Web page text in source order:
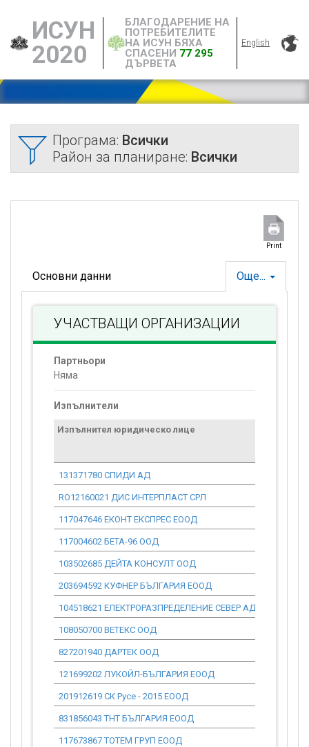
ИСУН
2020
БЛАГОДАРЕНИЕ НА
ПОТРЕБИТЕЛИТЕ
НА ИСУН БЯХА
СПАСЕНИ 77 295
ДЪРВЕТА
English
Програма: Всички
Район за планиране: Всички
Print
Още...
Основни данни
УЧАСТВАЩИ ОРГАНИЗАЦИИ
Партньори
Няма
Изпълнители
Изпълнител юридическо лице
131371780 СПИДИ АД
RO12160021 ДИС ИНТЕРПЛАСТ СРЛ
117047646 ЕКОНТ ЕКСПРЕС ЕООД
117004602 БЕТА-96 ООД
103502685 ДЕЙТА КОНСУЛТ ООД
203694592 КУФНЕР БЪЛГАРИЯ ЕООД
104518621 ЕЛЕКТРОРАЗПРЕДЕЛЕНИЕ СЕВЕР АД
108050700 ВЕТЕКС ООД
827201940 ДАРТЕК ООД
121699202 ЛУКОЙЛ-БЪЛГАРИЯ ЕООД
201912619 СК Русе - 2015 ЕООД
831856043 ТНТ БЪЛГАРИЯ ЕООД
117673867 ТОТЕМ ГРУП ЕООД